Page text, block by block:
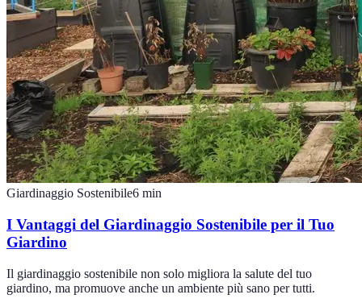
Giardinaggio Sostenibile6 min
I Vantaggi del Giardinaggio Sostenibile per il Tuo
Giardino
Il giardinaggio sostenibile non solo migliora la salute del tuo
giardino, ma promuove anche un ambiente più sano per tutti.